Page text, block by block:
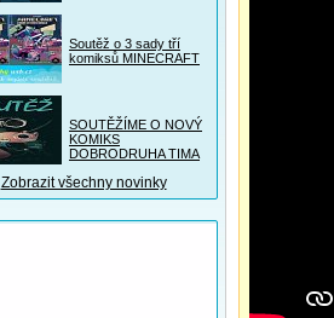
Soutěž o 3 sady tří
komiksů MINECRAFT
SOUTĚŽÍME O NOVÝ
KOMIKS
DOBRODRUHA TIMA
Zobrazit všechny novinky